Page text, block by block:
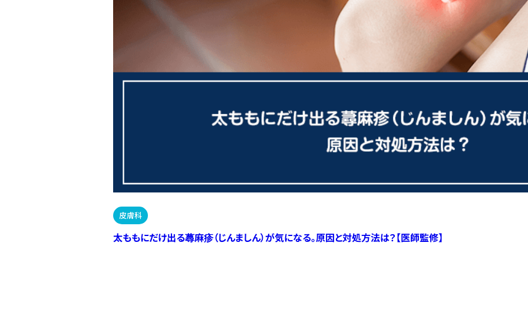
皮膚科
太ももにだけ出る蕁麻疹（じんましん）が気になる。原因と対処方法は？【医師監修】